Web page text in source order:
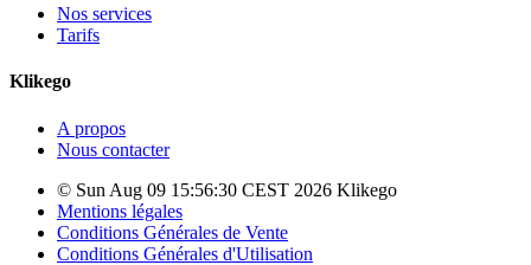
Nos services
Tarifs
Klikego
A propos
Nous contacter
© Sun Aug 09 15:56:30 CEST 2026 Klikego
Mentions légales
Conditions Générales de Vente
Conditions Générales d'Utilisation